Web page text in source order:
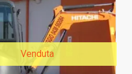
Venduta